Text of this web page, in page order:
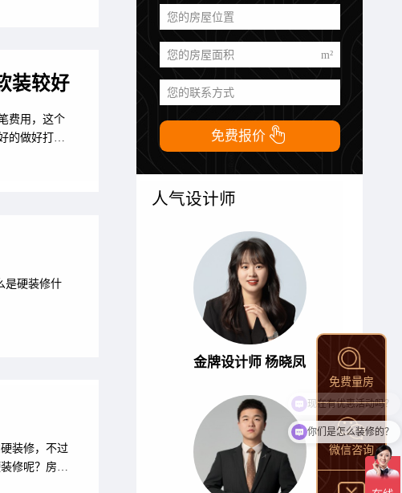
装较好
费用，这个
的做好打
装较好？跟
是硬装修什
装修，不过
修呢？房屋
您的房屋位置
您的房屋面积 m²
您的联系方式
免费报价 
人气设计师
金牌设计师 杨晓凤
免费量房
微信咨询
你们是怎么装修的？
现在有优惠活动吗？